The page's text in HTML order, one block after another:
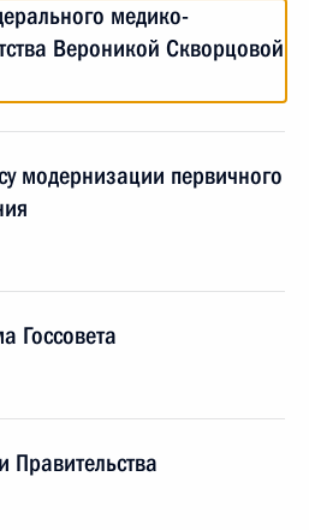
медико-
Вероникой Скворцовой
модернизации первичного
Госсовета